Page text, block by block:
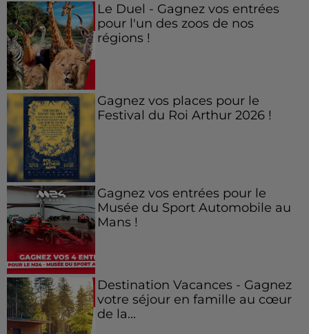
Le Duel - Gagnez vos entrées
pour l'un des zoos de nos
régions !
Gagnez vos places pour le
Festival du Roi Arthur 2026 !
Gagnez vos entrées pour le
Musée du Sport Automobile au
Mans !
Destination Vacances - Gagnez
votre séjour en famille au cœur
de la...